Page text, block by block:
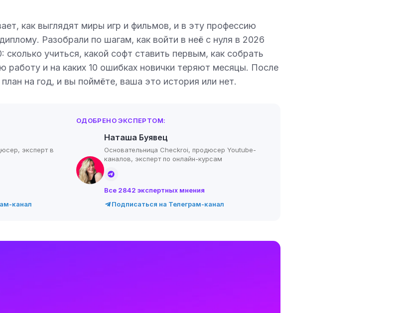
как выглядят миры игр и фильмов, и в эту профессию
Разобрали по шагам, как войти в неё с нуля в 2026
учиться, какой софт ставить первым, как собрать
работу и на каких 10 ошибках новички теряют месяцы. После
на год, и вы поймёте, ваша это история или нет.
эксперт в
канал
ОДОБРЕНО ЭКСПЕРТОМ:
Наташа Буявец
Основательница Checkroi, продюсер Youtube-
каналов, эксперт по онлайн-курсам
Все 2842 экспертных мнения
Подписаться на Телеграм-канал